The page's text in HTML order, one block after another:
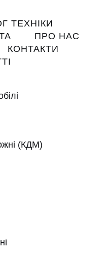
ТЕХНІКИ
ПРО НАС
КОНТАКТИ
(КДМ)